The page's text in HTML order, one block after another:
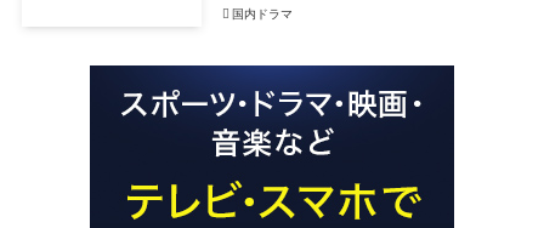
国内ドラマ